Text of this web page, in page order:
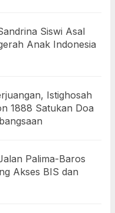
Siswi Asal
Anak Indonesia
Istighosah
1888 Satukan Doa
Palima-Baros
Akses BIS dan